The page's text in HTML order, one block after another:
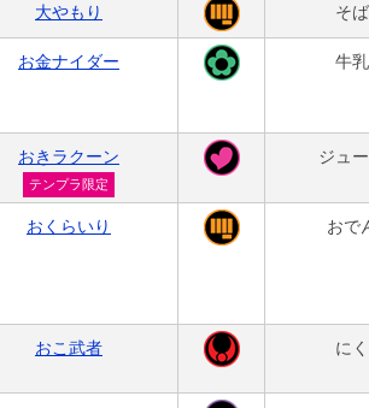
大やもり そば
お金ナイダー 牛乳
おきラクーン
テンプラ限定
ジュ
おくらいり おで
おこ武者 にく